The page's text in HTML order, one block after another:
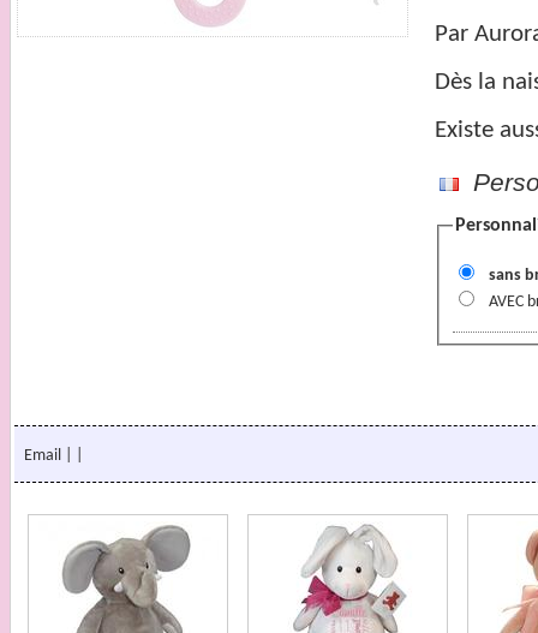
Par
Dès la
Existe
sans
AVEC
Email